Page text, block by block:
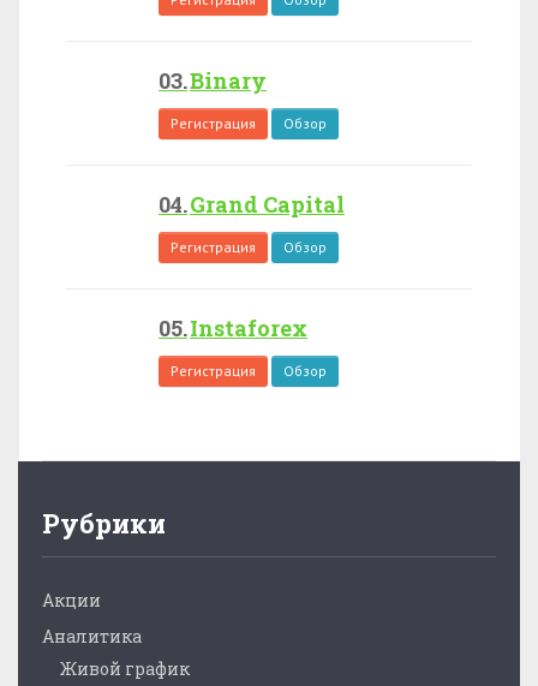
Binary
Регистрация Обзор
Grand Capital
Регистрация Обзор
Instaforex
Регистрация Обзор
Рубрики
Акции
Аналитика
Живой график